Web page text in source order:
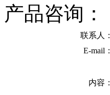
产品咨询：
联系人：
E-mail：
内容：